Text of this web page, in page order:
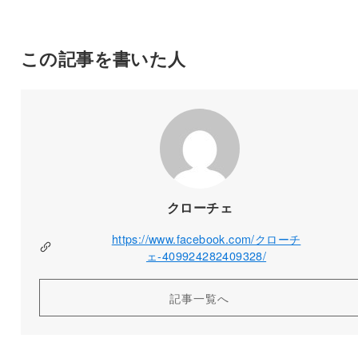
この記事を書いた人
クローチェ
https://www.facebook.com/クローチ
ェ-409924282409328/
記事一覧へ